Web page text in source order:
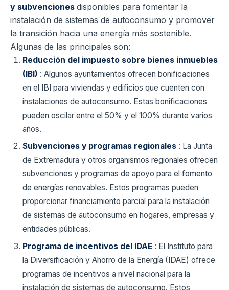
y subvenciones disponibles para fomentar la
instalación de sistemas de autoconsumo y promover
la transición hacia una energía más sostenible.
Algunas de las principales son:
Reducción del impuesto sobre bienes inmuebles
(IBI) : Algunos ayuntamientos ofrecen bonificaciones
en el IBI para viviendas y edificios que cuenten con
instalaciones de autoconsumo. Estas bonificaciones
pueden oscilar entre el 50% y el 100% durante varios
años.
Subvenciones y programas regionales : La Junta
de Extremadura y otros organismos regionales ofrecen
subvenciones y programas de apoyo para el fomento
de energías renovables. Estos programas pueden
proporcionar financiamiento parcial para la instalación
de sistemas de autoconsumo en hogares, empresas y
entidades públicas.
Programa de incentivos del IDAE : El Instituto para
la Diversificación y Ahorro de la Energía (IDAE) ofrece
programas de incentivos a nivel nacional para la
instalación de sistemas de autoconsumo. Estos